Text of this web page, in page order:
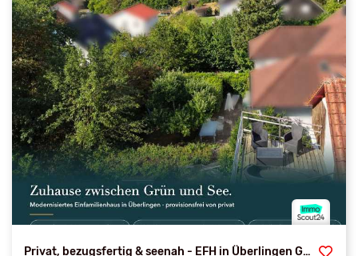
Privat, bezugsfertig & seenah - EFH in Überlingen Goldbach